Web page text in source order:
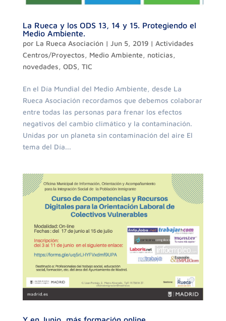
La Rueca y los ODS 13, 14 y 15. Protegiendo el
Medio Ambiente.
por La Rueca Asociación| Jun 5, 2019| Actividades
Centros/Proyectos, Medio Ambiente, noticias,
novedades, ODS, TIC
En el Día Mundial del Medio Ambiente, desde La
Rueca Asociación recordamos que debemos colaborar
entre todas las personas para frenar los efectos
negativos del cambio climático y la contaminación.
Unidas por un planeta sin contaminación del aire El
tema del Día...